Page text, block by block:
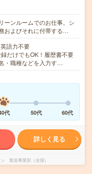
ーンルームでのお仕事。シ
およびそれに付帯する…
語力不要
だけでもOK！履歴書不要
・職種などを入力す…
代 50代 60代
詳しく見る
製造事業部（全国）